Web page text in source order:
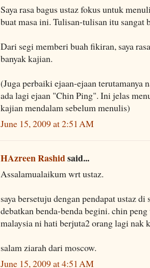
Saya rasa bagus ustaz fokus untuk
buat masa ini. Tulisan-tulisan itu sangat
Dari segi memberi buah fikiran, saya
banyak kajian.
(Juga perbaiki ejaan-ejaan terutamanya
ada lagi ejaan "Chin Ping". Ini jelas
kajian mendalam sebelum menulis)
June 15, 2009 at 2:51 AM
HAzreen Rashidsaid...
Assalamualaikum wrt ustaz.
saya bersetuju dengan pendapat ustaz
debatkan benda-benda begini. chin
malaysia ni hati berjuta2 orang lagi nak
salam ziarah dari moscow.
June 15, 2009 at 4:51 AM